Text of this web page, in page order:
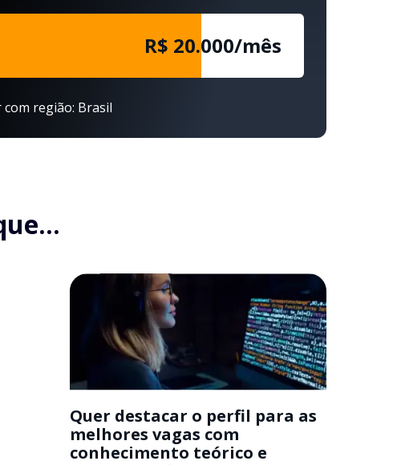
R$ 20.000/mês
região: Brasil
Quer destacar o perfil para as
melhores vagas com
conhecimento teórico e